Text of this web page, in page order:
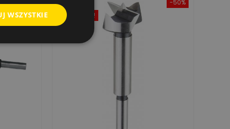
-50%
Wyprzedaż!
WSZYSTKIE